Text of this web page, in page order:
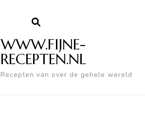
WWW.FIJNE-
RECEPTEN.NL
Recepten van over de gehele wereld